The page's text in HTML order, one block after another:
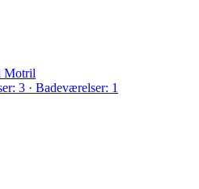
Motril
3 · Badeværelser: 1